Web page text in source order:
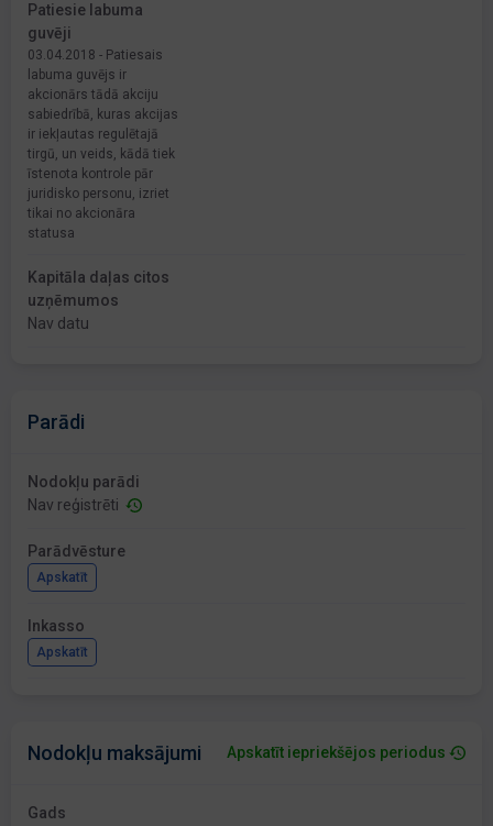
Patiesie labuma
guvēji
03.04.2018 - Patiesais
labuma guvējs ir
akcionārs tādā akciju
sabiedrībā, kuras akcijas
ir iekļautas regulētajā
tirgū, un veids, kādā tiek
īstenota kontrole pār
juridisko personu, izriet
tikai no akcionāra
statusa
Kapitāla daļas citos
uzņēmumos
Nav datu
Parādi
Nodokļu parādi
Nav reģistrēti
Parādvēsture
Apskatīt
Inkasso
Apskatīt
Nodokļu maksājumi Apskatīt iepriekšējos periodus
Gads